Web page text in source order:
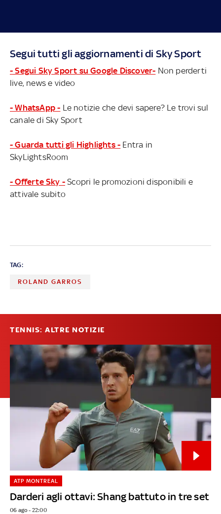
Segui tutti gli aggiornamenti di Sky Sport
- Segui Sky Sport su Google Discover- Non perderti
live, news e video
- WhatsApp - Le notizie che devi sapere? Le trovi sul
canale di Sky Sport
- Guarda tutti gli Highlights - Entra in
SkyLightsRoom
- Offerte Sky - Scopri le promozioni disponibili e
attivale subito
TAG:
ROLAND GARROS
TENNIS: ALTRE NOTIZIE
Darderi agli ottavi: Shang battuto in tre set
ATP MONTREAL
06 ago - 22:00